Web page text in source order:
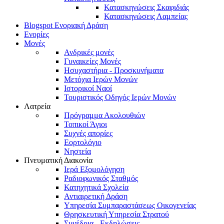
Κατασκηνώσεις Σκαφιδιάς
Κατασκηνώσεις Λαμπείας
Blogspot Ενοριακή Δράση
Ενορίες
Μονές
Ανδρικές μονές
Γυναικείες Μονές
Ησυχαστήρια - Προσκυνήματα
Μετόχια Ιερών Μονών
Ιστορικοί Ναοί
Τουριστικός Οδηγός Ιερών Μονών
Λατρεία
Πρόγραμμα Ακολουθιών
Τοπικοί Άγιοι
Συχνές απορίες
Εορτολόγιο
Νηστεία
Πνευματική Διακονία
Ιερά Εξομολόγηση
Ραδιοφωνικός Σταθμός
Κατηχητικά Σχολεία
Αντιαιρετική Δράση
Υπηρεσία Συμπαραστάσεως Οικογενείας
Θρησκευτική Υπηρεσία Στρατού